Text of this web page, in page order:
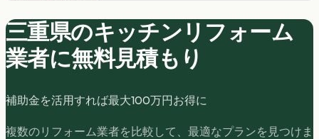
三重県のキッチンリフォーム
業者に無料見積もり
補助金を活用すれば最大100万円お得に
複数のリフォーム業者を比較して、最適なプランを見つけま